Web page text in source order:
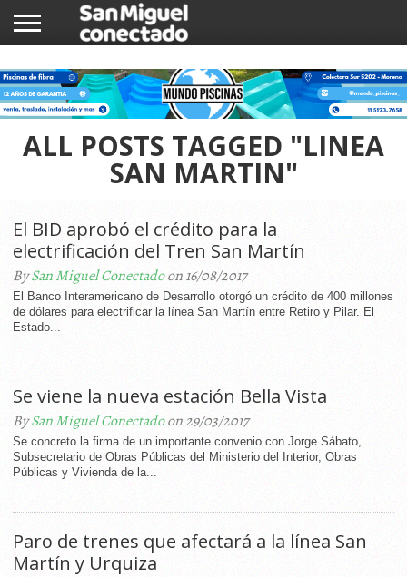
NOTICIAS
COMUNIDAD
COMERCIOS
ALL POSTS TAGGED "LINEA
SAN MARTIN"
El BID aprobó el crédito para la
electrificación del Tren San Martín
BySan Miguel Conectadoon 16/08/2017
El Banco Interamericano de Desarrollo otorgó un crédito de 400 millones
de dólares para electrificar la línea San Martín entre Retiro y Pilar. El
Estado...
Se viene la nueva estación Bella Vista
BySan Miguel Conectadoon 29/03/2017
Se concreto la firma de un importante convenio con Jorge Sábato,
Subsecretario de Obras Públicas del Ministerio del Interior, Obras
Públicas y Vivienda de la...
Paro de trenes que afectará a la línea San
Martín y Urquiza